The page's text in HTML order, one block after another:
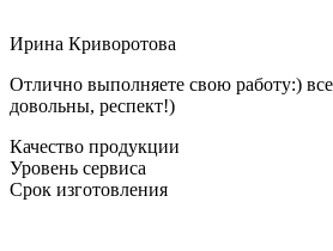
Ирина Криворотова
Отлично выполняете свою работу:)
довольны, респект!)
Качество продукции
Уровень сервиса
Срок изготовления